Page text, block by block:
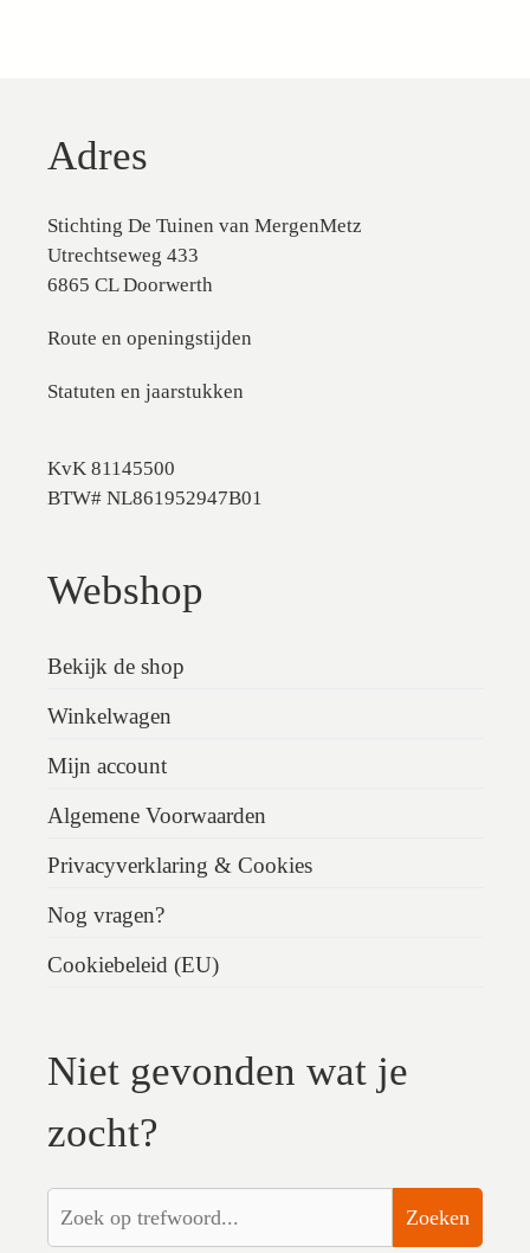
Adres
Stichting De Tuinen van MergenMetz
Utrechtseweg 433
6865 CL Doorwerth
Route en openingstijden
Statuten en jaarstukken
KvK 81145500
BTW# NL861952947B01
Webshop
Bekijk de shop
Winkelwagen
Mijn account
Algemene Voorwaarden
Privacyverklaring & Cookies
Nog vragen?
Cookiebeleid (EU)
Niet gevonden wat je
zocht?
Zoeken